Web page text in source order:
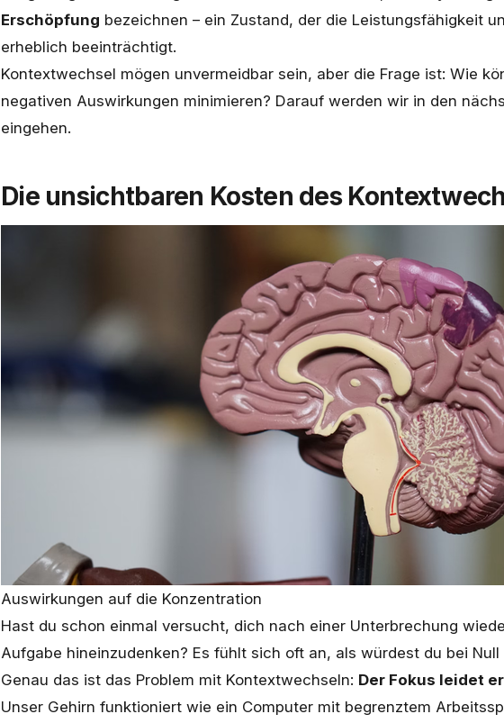
Erschöpfung bezeichnen – ein Zustand, der die Leistungsfähigkeit
erheblich beeinträchtigt.
Kontextwechsel mögen unvermeidbar sein, aber die Frage ist: Wie
negativen Auswirkungen minimieren? Darauf werden wir in den
eingehen.
Die unsichtbaren Kosten des
Auswirkungen auf die Konzentration
Hast du schon einmal versucht, dich nach einer Unterbrechung
Aufgabe hineinzudenken? Es fühlt sich oft an, als würdest du bei
Genau das ist das Problem mit Kontextwechseln: Der Fokus leidet
Unser Gehirn funktioniert wie ein Computer mit begrenztem